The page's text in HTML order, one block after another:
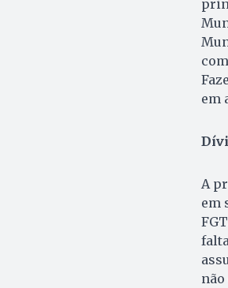
em
A
em